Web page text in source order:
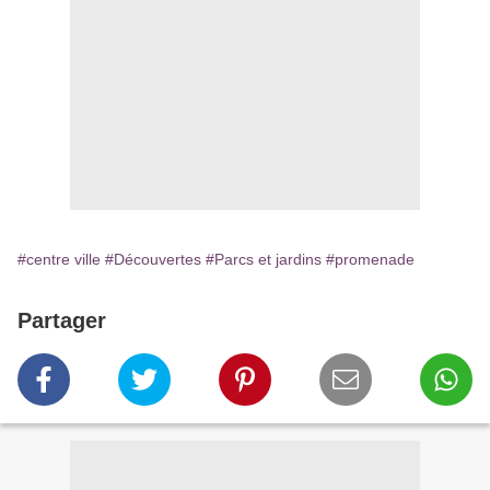
#centre ville #Découvertes #Parcs et jardins #promenade
Partager